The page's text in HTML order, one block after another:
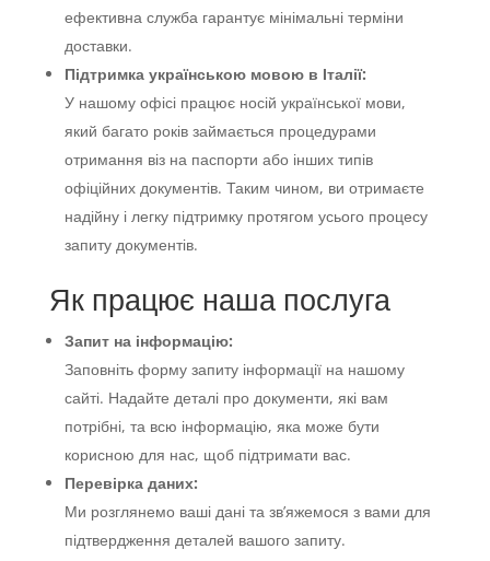
ефективна служба гарантує мінімальні терміни
доставки.
Підтримка українською мовою в Італії:
У нашому офісі працює носій української мови,
який багато років займається процедурами
отримання віз на паспорти або інших типів
офіційних документів. Таким чином, ви отримаєте
надійну і легку підтримку протягом усього процесу
запиту документів.
Як працює наша послуга
Запит на інформацію:
Заповніть форму запиту інформації на нашому
сайті. Надайте деталі про документи, які вам
потрібні, та всю інформацію, яка може бути
корисною для нас, щоб підтримати вас.
Перевірка даних:
Ми розглянемо ваші дані та зв’яжемося з вами для
підтвердження деталей вашого запиту.